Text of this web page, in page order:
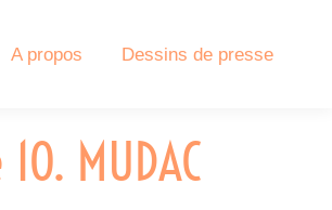
A propos Dessins de presse
MUDAC